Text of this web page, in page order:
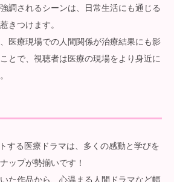
調されるシーンは、日常生活にも通じる
きつけます。
医療現場での人間関係が治療結果にも影
とで、視聴者は医療の現場をより身近に
する医療ドラマは、多くの感動と学びを
ップが勢揃いです！
た作品から、心温まる人間ドラマなど幅